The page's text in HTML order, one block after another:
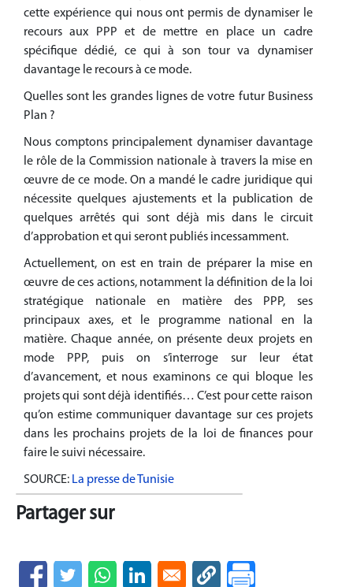
cette expérience qui nous ont permis de dynamiser le
recours aux PPP et de mettre en place un cadre
spécifique dédié, ce qui à son tour va dynamiser
davantage le recours à ce mode.
Quelles sont les grandes lignes de votre futur Business
Plan ?
Nous comptons principalement dynamiser davantage
le rôle de la Commission nationale à travers la mise en
œuvre de ce mode. On a mandé le cadre juridique qui
nécessite quelques ajustements et la publication de
quelques arrêtés qui sont déjà mis dans le circuit
d’approbation et qui seront publiés incessamment.
Actuellement, on est en train de préparer la mise en
œuvre de ces actions, notamment la définition de la loi
stratégique nationale en matière des PPP, ses
principaux axes, et le programme national en la
matière. Chaque année, on présente deux projets en
mode PPP, puis on s’interroge sur leur état
d’avancement, et nous examinons ce qui bloque les
projets qui sont déjà identifiés… C’est pour cette raison
qu’on estime communiquer davantage sur ces projets
dans les prochains projets de la loi de finances pour
faire le suivi nécessaire.
SOURCE: La presse de Tunisie
Partager sur